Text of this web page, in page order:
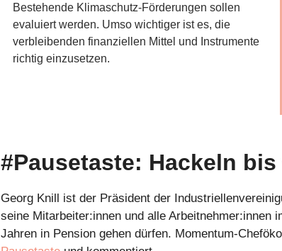
Bestehende Klimaschutz-Förderungen sollen
evaluiert werden. Umso wichtiger ist es, die
verbleibenden finanziellen Mittel und Instrumente
richtig einzusetzen.
#Pausetaste: Hackeln
Georg Knill ist der Präsident der
seine Mitarbeiter:innen und alle Arbeitnehmer:innen
Jahren in Pension gehen dürfen. Momentum-